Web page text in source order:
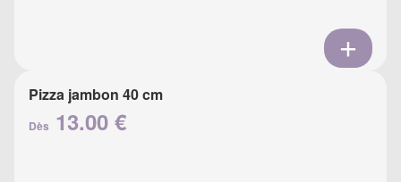
Pizza jambon 40 cm
Dès 13.00 €